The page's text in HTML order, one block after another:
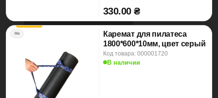
330.00 ₴
Hit
Каремат для пилатеса
1800*600*10мм, цвет серый
Код товара: 000001720
В наличии